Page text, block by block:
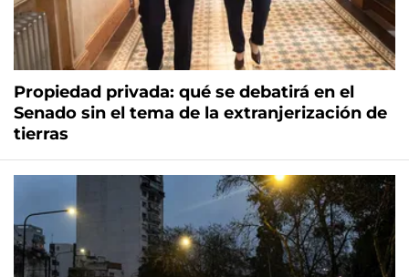
Propiedad privada: qué se debatirá en el
Senado sin el tema de la extranjerización de
tierras